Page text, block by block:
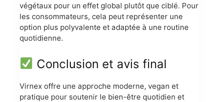
végétaux pour un effet global plutôt que ciblé. Pour
les consommateurs, cela peut représenter une
option plus polyvalente et adaptée à une routine
quotidienne.
Conclusion et avis final
Virnex offre une approche moderne, vegan et
pratique pour soutenir le bien-être quotidien et